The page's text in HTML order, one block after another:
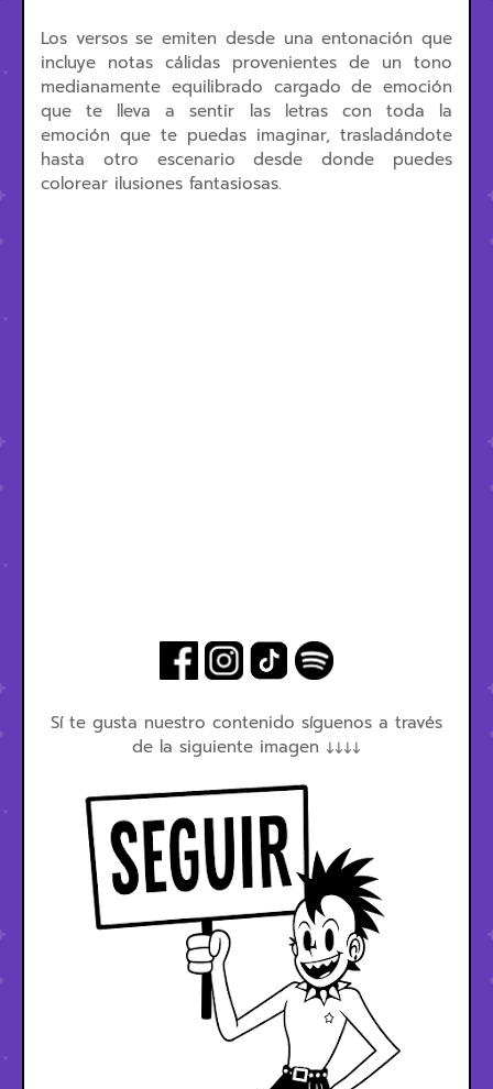
Los versos se emiten desde una entonación que
incluye notas cálidas provenientes de un tono
medianamente equilibrado cargado de emoción
que te lleva a sentir las letras con toda la
emoción que te puedas imaginar, trasladándote
hasta otro escenario desde donde puedes
colorear ilusiones fantasiosas.
Sí te gusta nuestro contenido síguenos a través
de la siguiente imagen ↓↓↓↓